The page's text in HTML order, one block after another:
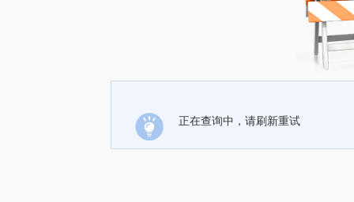
正在查询中，请刷新重试